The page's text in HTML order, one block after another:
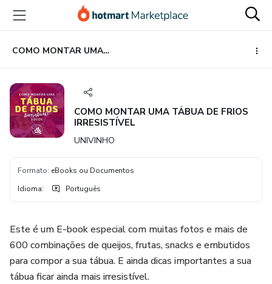
para
conteúdo
principal
para
pagamento
para
rodapé
COMO MONTAR UMA TÁBUA DE FRIOS IRRESISTÍVEL
COMO MONTAR UMA TÁBUA DE FRIOS
IRRESISTÍVEL
UNIVINHO
Formato: eBooks ou Documentos
Idioma: Português
Este é um E-book especial com muitas fotos e mais de
600 combinações de queijos, frutas, snacks e embutidos
para compor a sua tábua. E ainda dicas importantes a sua
tábua ficar ainda mais irresistível.